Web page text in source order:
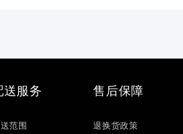
送服务
范围
售后保障
退换货政策